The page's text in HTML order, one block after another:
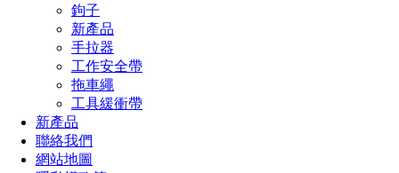
鉤子
新產品
手拉器
工作安全帶
拖車繩
工具緩衝帶
新產品
聯絡我們
網站地圖